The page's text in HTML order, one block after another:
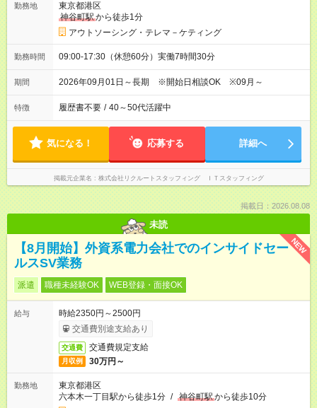
勤務地
東京都港区
神谷町駅から徒歩1分
アウトソーシング・テレマ－ケティング
勤務時間 09:00-17:30（休憩60分）実働7時間30分
期間 2026年09月01日～長期 ※開始日相談OK ※09月～
特徴 履歴書不要 / 40～50代活躍中
気になる！ 応募する 詳細へ
掲載元企業名 株式会社リクルートスタッフィング ＩＴスタッフィング
掲載日：2026.08.08
未読
NEW
【8月開始】外資系電力会社でのインサイドセー
ルスSV業務
派遣 職種未経験OK WEB登録・面接OK
給与
時給2350円～2500円
交通費別途支給あり
交通費 交通費規定支給
月収例 30万円～
勤務地
東京都港区
六本木一丁目駅から徒歩1分 / 神谷町駅から徒歩10分